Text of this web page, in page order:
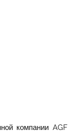
компании AGF